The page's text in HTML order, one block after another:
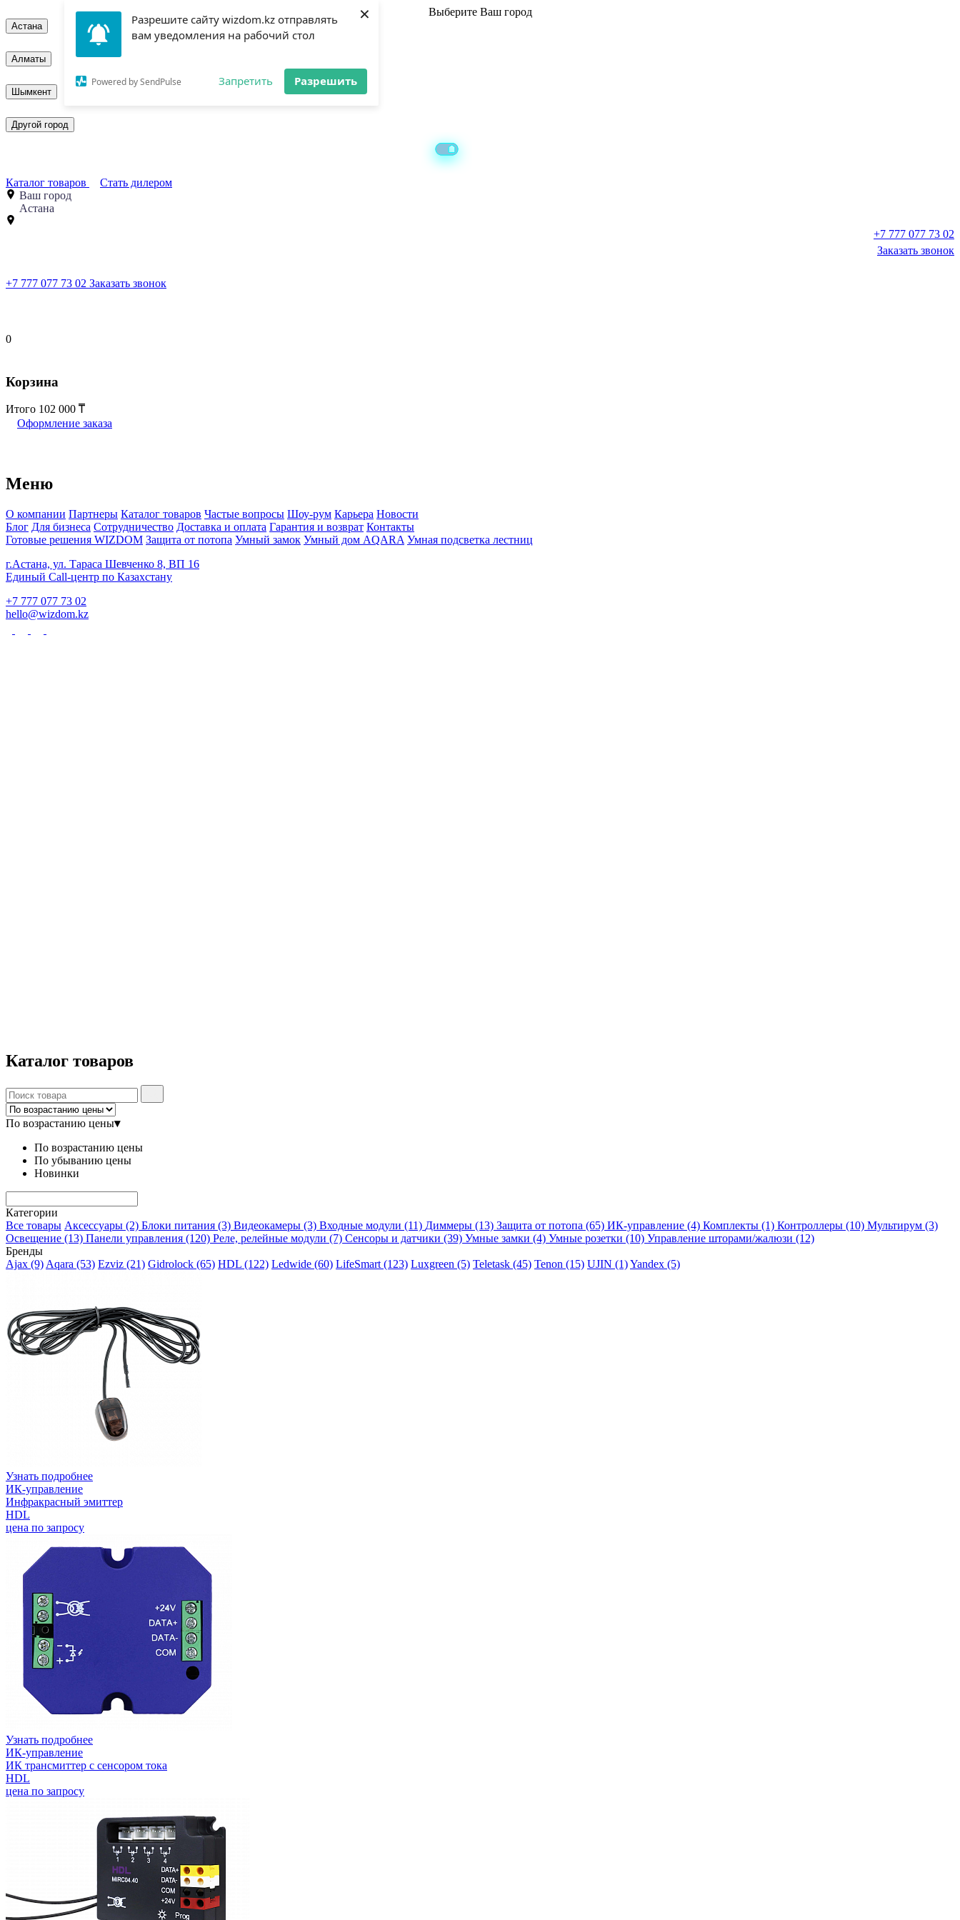
Разрешите сайту wizdom.kz отправлять
вам уведомления на рабочий стол
Powered by SendPulse Запретить Разрешить
× Выберите Ваш город
Астана
Алматы
Шымкент
Другой город
Каталог товаров
Стать дилером
Ваш город
Астана
+7 777 077 73 02
Заказать звонок
+7 777 077 73 02 Заказать звонок
0
Корзина
Итого 102 000
Оформление заказа
Меню
О компании Партнеры Каталог товаров Частые вопросы Шоу-рум Карьера Новости
Блог Для бизнеса Сотрудничество Доставка и оплата Гарантия и возврат Контакты
Готовые решения WIZDOM Защита от потопа Умный замок Умный дом AQARA Умная подсветка лестниц
г.Астана, ул. Тараса Шевченко 8, ВП 16
Единый Call-центр по Казахстану
+7 777 077 73 02
hello@wizdom.kz
Каталог товаров
По возрастанию цены▾
По возрастанию цены
По убыванию цены
Новинки
Категории
Все товары Аксессуары (2) Блоки питания (3) Видеокамеры (3) Входные модули (11) Диммеры (13) Защита от потопа (65) ИК-управление (4) Комплекты (1) Контроллеры (10) Мультирум (3)
Освещение (13) Панели управления (120) Реле, релейные модули (7) Сенсоры и датчики (39) Умные замки (4) Умные розетки (10) Управление шторами/жалюзи (12)
Бренды
Ajax (9) Aqara (53) Ezviz (21) Gidrolock (65) HDL (122) Ledwide (60) LifeSmart (123) Luxgreen (5) Teletask (45) Tenon (15) UJIN (1)Yandex (5)
Узнать подробнее
ИК-управление
Инфракрасный эмиттер
HDL
цена по запросу
Узнать подробнее
ИК-управление
ИК трансмиттер с сенсором тока
HDL
цена по запросу